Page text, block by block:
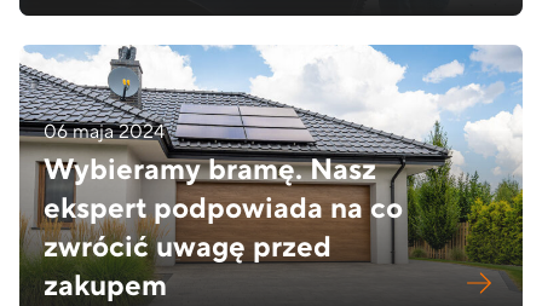
06 maja 2024
Wybieramy bramę. Nasz
ekspert podpowiada na co
zwrócić uwagę przed
zakupem